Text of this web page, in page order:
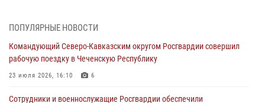
Кузбассе
08 августа 2026, 07:00
ПОПУЛЯРНЫЕ НОВОСТИ
Командующий Северо-Кавказским округом Росгвардии совершил
рабочую поездку в Чеченскую Республику
23 июля 2026, 16:10 6
Сотрудники и военнослужащие Росгвардии обеспечили